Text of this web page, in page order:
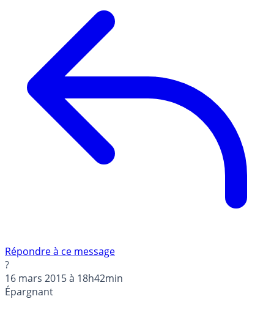
Répondre à ce message
?
16 mars 2015 à 18h42min
Épargnant